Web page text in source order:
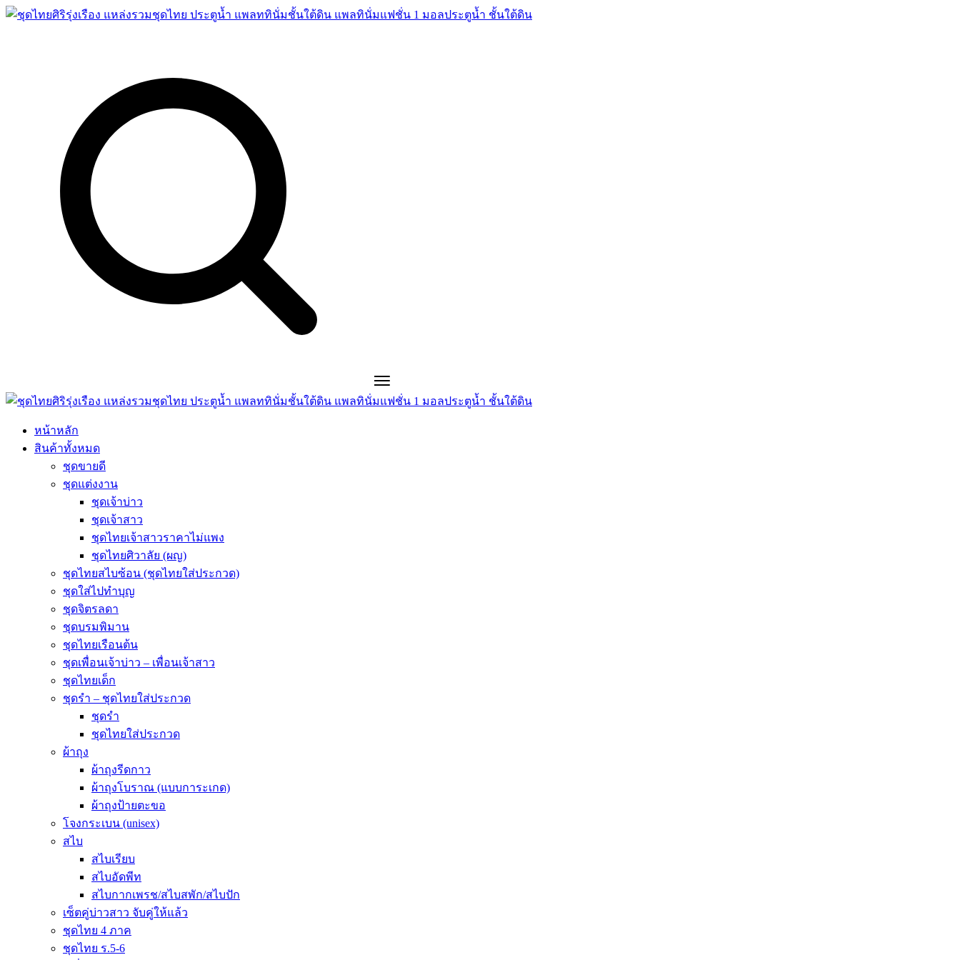
หน้าหลัก
สินค้าทั้งหมด
ชุดขายดี
ชุดแต่งงาน
ชุดเจ้าบ่าว
ชุดเจ้าสาว
ชุดไทยเจ้าสาวราคาไม่แพง
ชุดไทยศิวาลัย (ผญ)
ชุดไทยสไบซ้อน (ชุดไทยใส่ประกวด)
ชุดใส่ไปทำบุญ
ชุดจิตรลดา
ชุดบรมพิมาน
ชุดไทยเรือนต้น
ชุดเพื่อนเจ้าบ่าว – เพื่อนเจ้าสาว
ชุดไทยเด็ก
ชุดรำ – ชุดไทยใส่ประกวด
ชุดรำ
ชุดไทยใส่ประกวด
ผ้าถุง
ผ้าถุงรีดกาว
ผ้าถุงโบราณ (แบบการะเกด)
ผ้าถุงป้ายตะขอ
โจงกระเบน (unisex)
สไบ
สไบเรียบ
สไบอัดพีท
สไบกากเพรช/สไบสพัก/สไบปัก
เซ็ตคู่บ่าวสาว จับคู่ให้แล้ว
ชุดไทย 4 ภาค
ชุดไทย ร.5-6